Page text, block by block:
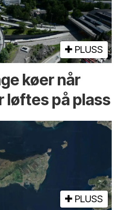
PLUSS
køer når
løftes på plass
PLUSS